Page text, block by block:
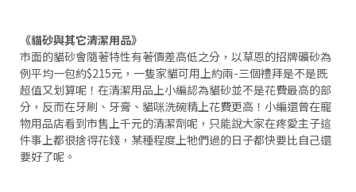
《貓砂與其它清潔用品》
市面的貓砂會隨著特性有著價差高低之分，以草恩的招牌礦砂為
例平均一包約$215元，一隻家貓可用上約兩-三個禮拜是不是既
超值又划算呢！在清潔用品上小編認為貓砂並不是花費最高的部
分，反而在牙刷、牙膏、貓咪洗碗精上花費更高！小編還曾在寵
物用品店看到市售上千元的清潔劑呢，只能說大家在疼愛主子這
件事上都很捨得花錢，某種程度上牠們過的日子都快要比自己還
要好了呢。